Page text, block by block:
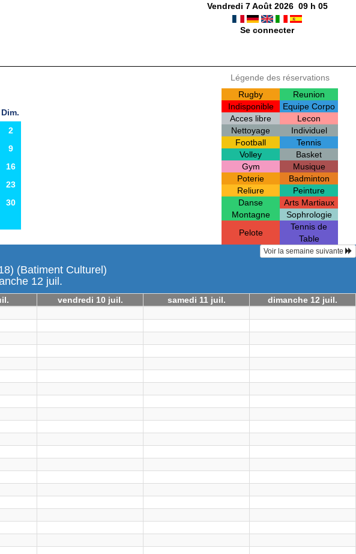
Vendredi 7 Août 2026 09h 05
Se connecter
Dim.
2
9
16
23
30
Légende des réservations
Rugby
Reunion
Indisponible
Equipe Corpo
Acces libre
Lecon
Nettoyage
Individuel
Football
Tennis
Volley
Basket
Gym
Musique
Poterie
Badminton
Reliure
Peinture
Danse
Arts Martiaux
Montagne
Sophrologie
Pelote
Tennis de
Table
vendredi 10 juil. samedi 11 juil. dimanche 12 juil.
Voir la semaine suivante
(Batiment Culturel)
12 juil.